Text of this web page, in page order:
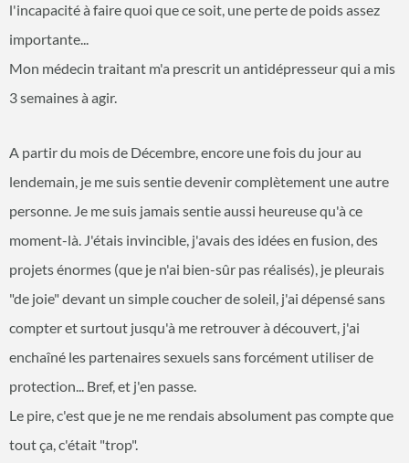
l'incapacité à faire quoi que ce soit, une perte de poids assez
importante...
Mon médecin traitant m'a prescrit un antidépresseur qui a mis
3 semaines à agir.
A partir du mois de Décembre, encore une fois du jour au
lendemain, je me suis sentie devenir complètement une autre
personne. Je me suis jamais sentie aussi heureuse qu'à ce
moment-là. J'étais invincible, j'avais des idées en fusion, des
projets énormes (que je n'ai bien-sûr pas réalisés), je pleurais
"de joie" devant un simple coucher de soleil, j'ai dépensé sans
compter et surtout jusqu'à me retrouver à découvert, j'ai
enchaîné les partenaires sexuels sans forcément utiliser de
protection... Bref, et j'en passe.
Le pire, c'est que je ne me rendais absolument pas compte que
tout ça, c'était "trop".